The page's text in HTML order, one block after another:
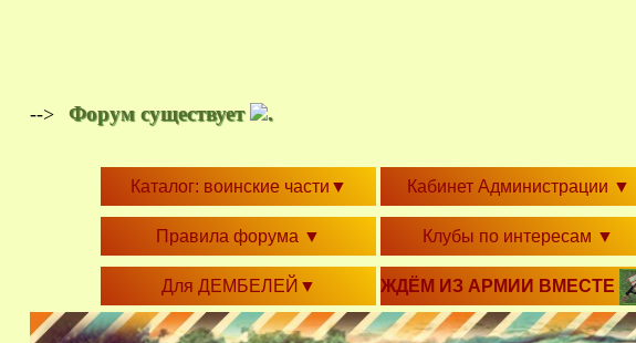
--> Форум существует .
Каталог: воинские части ▼ Кабинет Администрации ▼
Правила форума ▼ Клубы по интересам ▼
Для ДЕМБЕЛЕЙ ▼ ЖДЁМ ИЗ АРМИИ ВМЕСТЕ